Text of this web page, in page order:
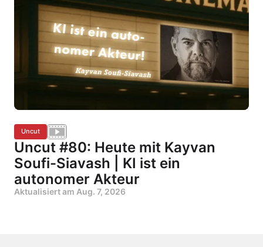
Uncut
Uncut #80: Heute mit Kayvan
Soufi-Siavash | KI ist ein
autonomer Akteur
Aktualisiert am Aug. 7, 2026